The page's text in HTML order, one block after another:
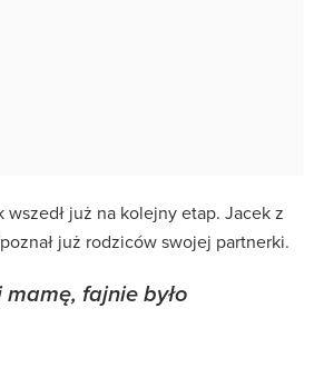
już na kolejny etap. Jacek z
już rodziców swojej partnerki.
mamę, fajnie było